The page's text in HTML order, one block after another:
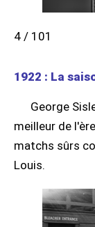
4 / 101
1922 : La
George
meilleur de
matchs sûrs
Louis.